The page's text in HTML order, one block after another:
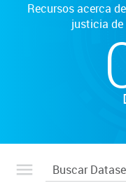
Recursos acerca
justicia de